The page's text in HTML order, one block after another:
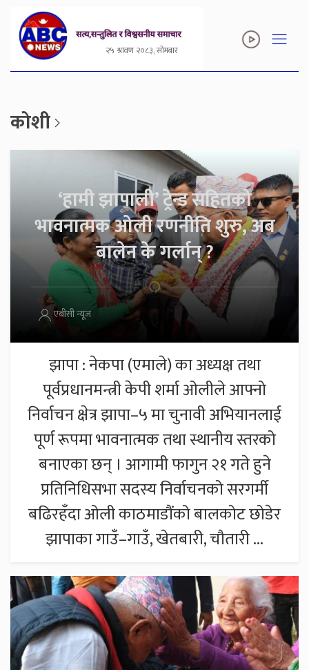
२५ श्रावण २०८३, सोमबार
कोशी
‘हामी झापाली’ ट्रेन्ड सहितको
भावनात्मक ओली रणनीति शुरु, अब
बालेन के गर्लान् ?
एबीसी न्यूज
झापा : नेकपा (एमाले) का अध्यक्ष तथा
पूर्वप्रधानमन्त्री केपी शर्मा ओलीले आफ्नो
निर्वाचन क्षेत्र झापा–५ मा चुनावी अभियानलाई
पूर्ण रूपमा भावनात्मक तथा स्थानीय स्तरको
बनाएका छन् । आगामी फागुन २१ गते हुने
प्रतिनिधिसभा सदस्य निर्वाचनको सरगर्मी
बढिरहँदा ओली काठमाडौंको बालकोट छोडेर
झापाका गाउँ–गाउँ, खेतबारी, चौतारी ...